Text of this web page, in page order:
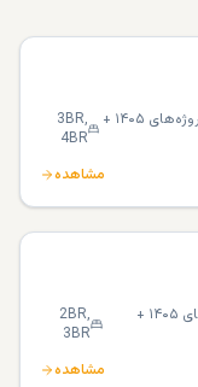
قیمت و خرید ملک در دبی هیلز استیت: بهترین پروژه‌های ۱۴۰۵ +
3BR,
4BR
مشاهده
قیمت و خرید ملک در مردف هیلز: بهترین پروژه‌های ۱۴۰۵ +
2BR,
3BR
مشاهده